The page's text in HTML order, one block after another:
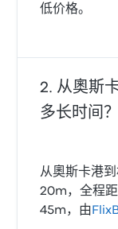
低价格。
从奧斯
多长时间？
从奧斯卡港
20m，全程
45m，由